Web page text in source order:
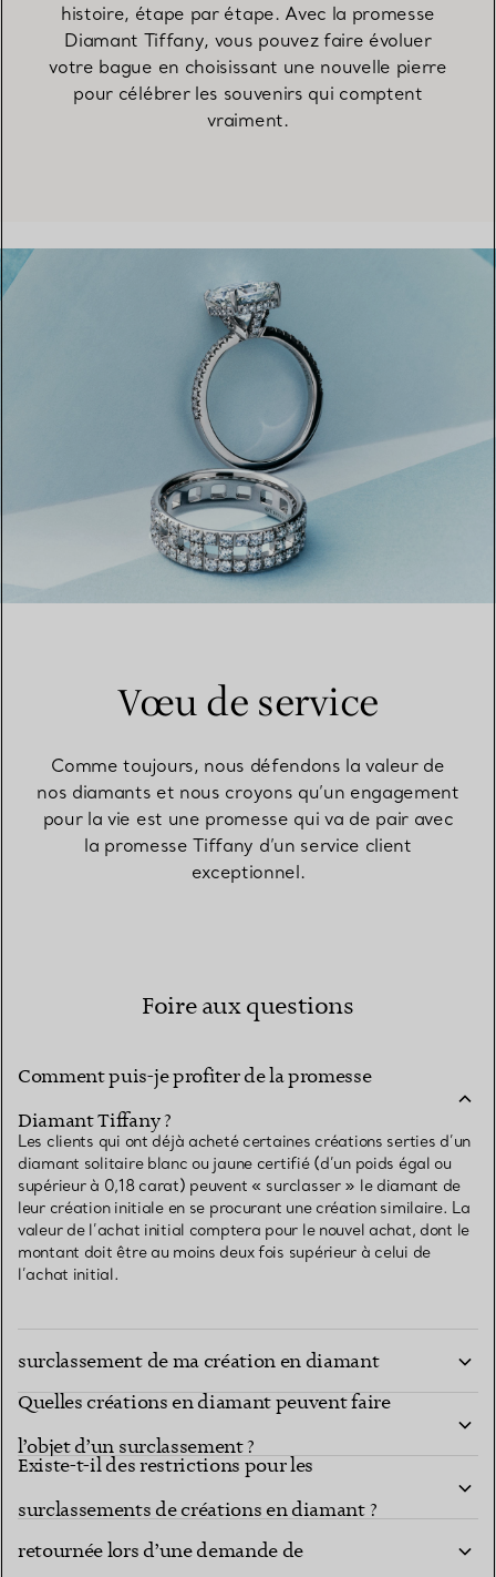
histoire, étape par étape. Avec la promesse
Diamant Tiffany, vous pouvez faire évoluer
votre bague en choisissant une nouvelle pierre
pour célébrer les souvenirs qui comptent
vraiment.
Vœu de service
Comme toujours, nous défendons la valeur de
nos diamants et nous croyons qu’un engagement
pour la vie est une promesse qui va de pair avec
la promesse Tiffany d’un service client
exceptionnel.
Foire aux questions
Comment puis-je profiter de la promesse
Diamant Tiffany ?
Les clients qui ont déjà acheté certaines créations serties d’un
diamant solitaire blanc ou jaune certifié (d’un poids égal ou
supérieur à 0,18 carat) peuvent « surclasser » le diamant de
leur création initiale en se procurant une création similaire. La
valeur de l’achat initial comptera pour le nouvel achat, dont le
montant doit être au moins deux fois supérieur à celui de
l’achat initial.
surclassement de ma création en diamant
solitaire ?
Quelles créations en diamant peuvent faire
l’objet d’un surclassement ?
Existe-t-il des restrictions pour les
surclassements de créations en diamant ?
Quelle est le crédit obtenu pour la marchandise
retournée lors d’une demande de